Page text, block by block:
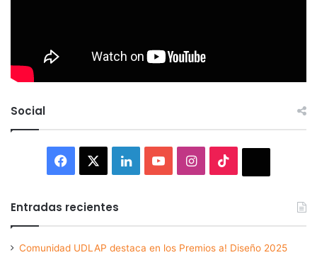
Social
Facebook LinkedInYouTubeInstagram
Entradas recientes
Comunidad UDLAP destaca en los Premios a! Diseño 2025